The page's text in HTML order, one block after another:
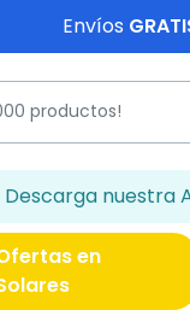
Envíos
Descarga nuestra
en